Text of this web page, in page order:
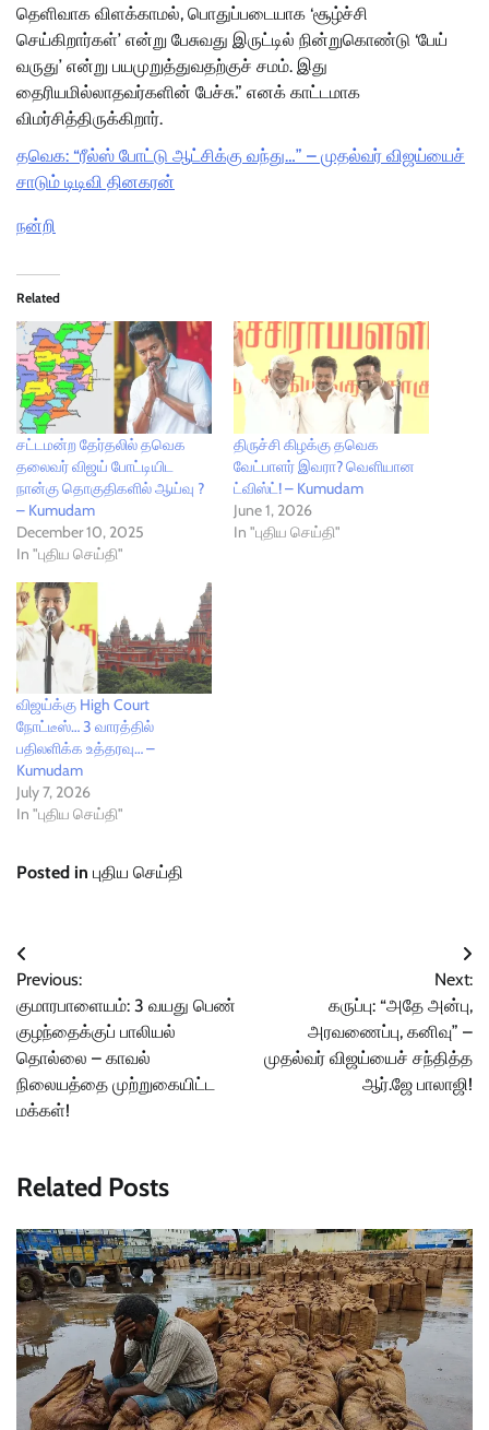
தெளிவாக விளக்காமல், பொதுப்படையாக ‘சூழ்ச்சி
செய்கிறார்கள்’ என்று பேசுவது இருட்டில் நின்றுகொண்டு ‘பேய்
வருது’ என்று பயமுறுத்துவதற்குச் சமம். இது
தைரியமில்லாதவர்களின் பேச்சு.” எனக் காட்டமாக
விமர்சித்திருக்கிறார்.
தவெக: “ரீல்ஸ் போட்டு ஆட்சிக்கு வந்து…” – முதல்வர் விஜய்யைச்
சாடும் டிடிவி தினகரன்
நன்றி
Related
சட்டமன்ற தேர்தலில் தவெக
தலைவர் விஜய் போட்டியிட
நான்கு தொகுதிகளில் ஆய்வு ?
– Kumudam
December 10, 2025
In "புதிய செய்தி"
திருச்சி கிழக்கு தவெக
வேட்பாளர் இவரா? வெளியான
ட்விஸ்ட்! – Kumudam
June 1, 2026
In "புதிய செய்தி"
விஜய்க்கு High Court
நோட்டீஸ்… 3 வாரத்தில்
பதிலளிக்க உத்தரவு… –
Kumudam
July 7, 2026
In "புதிய செய்தி"
Posted in புதிய செய்தி
Post
navigation
Previous:
குமாரபாளையம்: 3 வயது பெண்
குழந்தைக்குப் பாலியல்
தொல்லை – காவல்
நிலையத்தை முற்றுகையிட்ட
மக்கள்!
Next:
கருப்பு: “அதே அன்பு,
அரவணைப்பு, கனிவு” –
முதல்வர் விஜய்யைச் சந்தித்த
ஆர்.ஜே பாலாஜி!
Related Posts